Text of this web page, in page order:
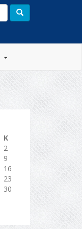
Κ
2
9
16
23
30